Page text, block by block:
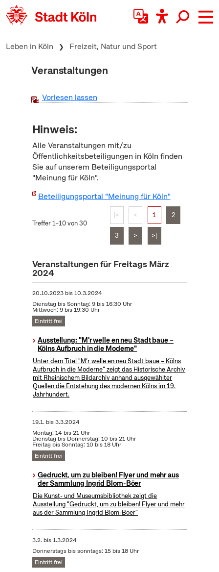
zum Inhalt springen
Leben in Köln Freizeit, Natur und Sport
Veranstaltungen
Vorlesen lassen
Hinweis:
Alle Veranstaltungen mit/zu
Öffentlichkeitsbeteiligungen in Köln finden
Sie auf unserem Beteiligungsportal
"Meinung für Köln".
Beteiligungsportal "Meinung für Köln"
Treffer 1–10 von 30
|< < 1 2
3 > >|
Veranstaltungen für Freitags März
2024
20.10.2023bis10.3.2024
Dienstag bis Sonntag: 9 bis 16:30 Uhr
Mittwoch: 9 bis 19:30 Uhr
Eintritt frei
Ausstellung: "M'r welle en neu Stadt baue –
Kölns Aufbruch in die Moderne"
Unter dem Titel "M’r welle en neu Stadt baue – Kölns
Aufbruch in die Moderne" zeigt das Historische Archiv
mit Rheinischem Bildarchiv anhand ausgewählter
Quellen die Entstehung des modernen Kölns im 19.
Jahrhundert.
19.1. bis3.3.2024
Montag: 14 bis 21 Uhr
Dienstag bis Donnerstag: 10 bis 21 Uhr
Freitag bis Sonntag: 10 bis 18 Uhr
Eintritt frei
Gedruckt, um zu bleiben! Flyer und mehr aus
der Sammlung Ingrid Blom-Böer
Die Kunst- und Museumsbibliothek zeigt die
Ausstellung "Gedruckt, um zu bleiben! Flyer und mehr
aus der Sammlung Ingrid Blom-Böer"
3.2. bis1.3.2024
Donnerstags bis sonntags: 15 bis 18 Uhr
Eintritt frei